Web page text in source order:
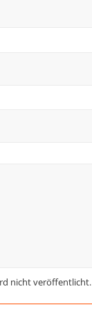
nicht veröffentlicht.